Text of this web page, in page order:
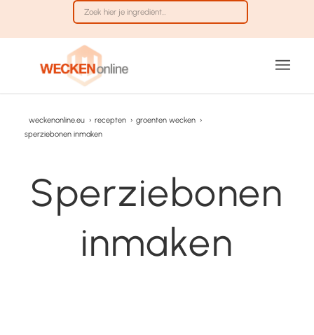
weckenonline.eu › recepten › groenten wecken ›
sperziebonen inmaken
Sperziebonen
inmaken